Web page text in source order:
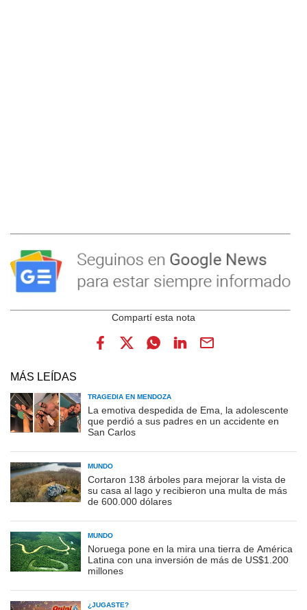
MÁS LEÍDAS
TRAGEDIA EN MENDOZA
La emotiva despedida de Ema, la adolescente
que perdió a sus padres en un accidente en
San Carlos
MUNDO
Cortaron 138 árboles para mejorar la vista de
su casa al lago y recibieron una multa de más
de 600.000 dólares
MUNDO
Noruega pone en la mira una tierra de América
Latina con una inversión de más de US$1.200
millones
¿JUGASTE?